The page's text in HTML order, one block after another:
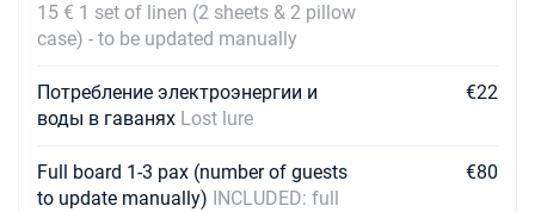
15/05/2027 - 22/05/2027
Забронировать
22/05/2027 - 29/05/2027 €2335
Забронировать
29/05/2027 - 05/06/2027 €2178
Забронировать
15 € 1 set of linen (2 sheets & 2 pillow
case) - to be updated manually
Потребление электроэнергии и
воды в гаванях Lost lure
€22
Full board 1-3 pax (number of guests
to update manually) INCLUDED: full
€80